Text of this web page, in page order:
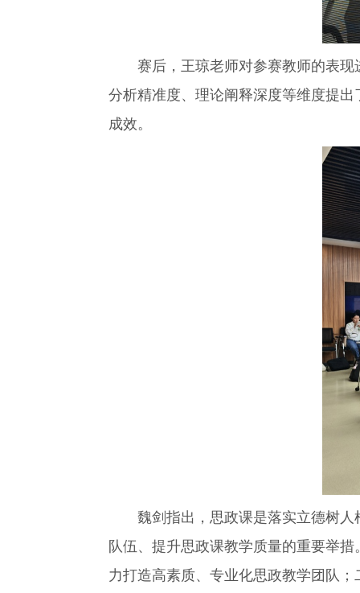
赛后，王琼老师对参赛教师的表现
分析精准度、理论阐释深度等维度提
成效。
魏剑指出，思政课是落实立德树人
队伍、提升思政课教学质量的重要举
力打造高素质、专业化思政教学团队